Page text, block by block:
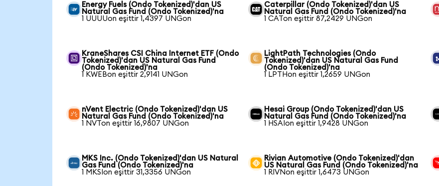
Energy Fuels (Ondo Tokenized)'dan US
Natural Gas Fund (Ondo Tokenized)'na
1 UUUUon eşittir 1,4397 UNGon
Caterpillar (Ondo Tokenized)'dan US
Natural Gas Fund (Ondo Tokenized)'na
1 CATon eşittir 87,2429 UNGon
KraneShares CSI China Internet ETF (Ondo
Tokenized)'dan US Natural Gas Fund
(Ondo Tokenized)'na
1 KWEBon eşittir 2,9141 UNGon
LightPath Technologies (Ondo
Tokenized)'dan US Natural Gas Fund
(Ondo Tokenized)'na
1 LPTHon eşittir 1,2659 UNGon
nVent Electric (Ondo Tokenized)'dan US
Natural Gas Fund (Ondo Tokenized)'na
1 NVTon eşittir 16,9807 UNGon
Hesai Group (Ondo Tokenized)'dan US
Natural Gas Fund (Ondo Tokenized)'na
1 HSAIon eşittir 1,9428 UNGon
MKS Inc. (Ondo Tokenized)'dan US Natural
Gas Fund (Ondo Tokenized)'na
1 MKSIon eşittir 31,3356 UNGon
Rivian Automotive (Ondo Tokenized)'dan
US Natural Gas Fund (Ondo Tokenized)'na
1 RIVNon eşittir 1,6473 UNGon